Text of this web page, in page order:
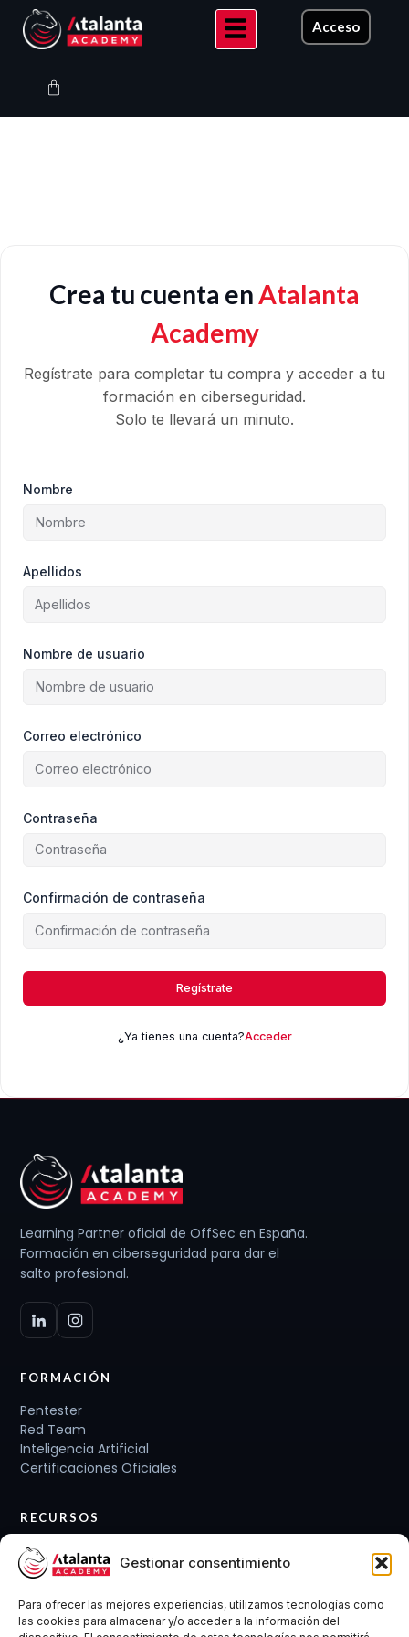
Gestionar consentimiento
Para ofrecer las mejores experiencias, utilizamos tecnologías como
las cookies para almacenar y/o acceder a la información del
contenido
Acceso
Carrito
Crea tu cuenta enAtalanta
Academy
Regístrate para completar tu compra y acceder a tu
formación en ciberseguridad.
Solo te llevará un minuto.
Nombre
Apellidos
Nombre de usuario
Correo electrónico
Contraseña
Confirmación de contraseña
Regístrate
¿Ya tienes una cuenta?Acceder
Learning Partner oficial de OffSec en España.
Formación en ciberseguridad para dar el
salto profesional.
FORMACIÓN
Pentester
Red Team
Inteligencia Artificial
Certificaciones Oficiales
RECURSOS
Planes de carrera
Cursos y Packs
Conócenos